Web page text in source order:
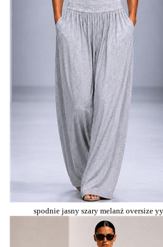
spodnie jasny szary melanż oversize